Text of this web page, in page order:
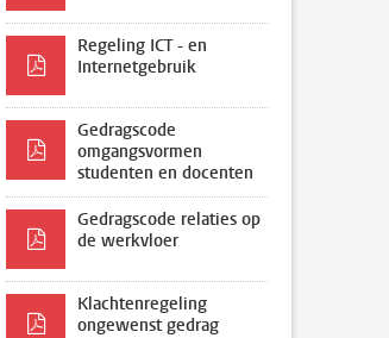
Regeling ICT - en
Internetgebruik
Gedragscode
omgangsvormen
studenten en docenten
Gedragscode relaties op
de werkvloer
Klachtenregeling
ongewenst gedrag